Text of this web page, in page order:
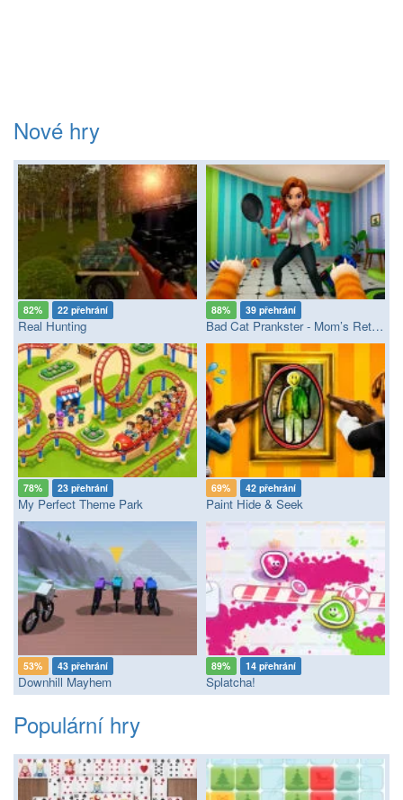
Nové hry
82% 22 přehrání
Real Hunting
88% 39 přehrání
Bad Cat Prankster - Mom’s Return
78% 23 přehrání
My Perfect Theme Park
69% 42 přehrání
Paint Hide & Seek
53% 43 přehrání
Downhill Mayhem
89% 14 přehrání
Splatcha!
Populární hry